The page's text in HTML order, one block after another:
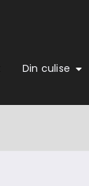
Din culise